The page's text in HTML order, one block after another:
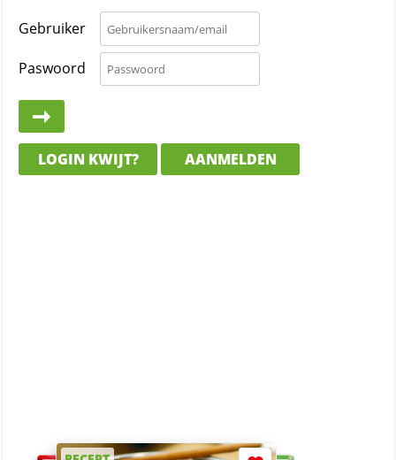
Gebruiker
Paswoord
LOGIN KWIJT? AANMELDEN